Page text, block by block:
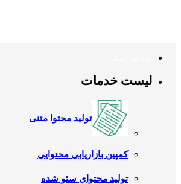
لیست خدمات
تولید محتوا متنی
کمپین بازاریابی محتوایی
تولید محتوای سئو شده